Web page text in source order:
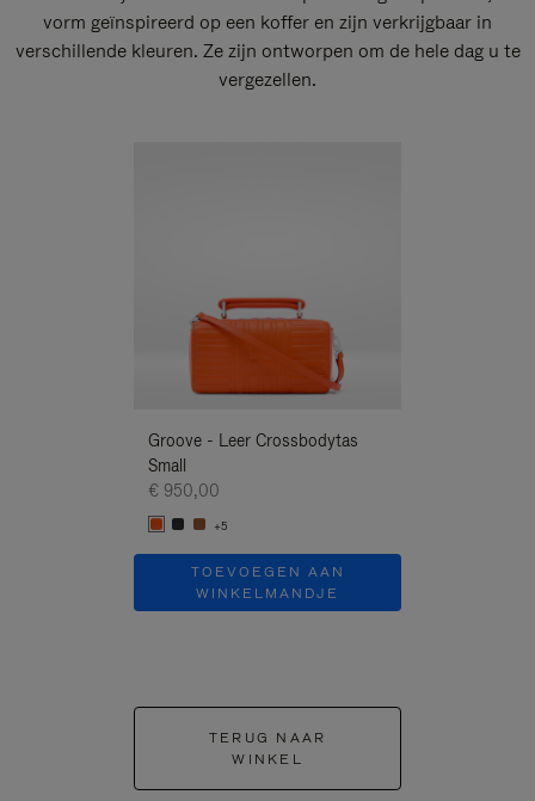
vorm geïnspireerd op een koffer en zijn verkrijgbaar in
verschillende kleuren. Ze zijn ontworpen om de hele dag u te
vergezellen.
Groove - Leer Crossbodytas
Small
€ 950,00
+5
TOEVOEGEN AAN
WINKELMANDJE
TERUG NAAR
WINKEL